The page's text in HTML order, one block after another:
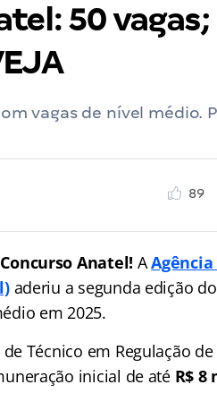
50
vagas de nível médio.
89
Concurso Anatel! A
aderiu a segunda edição
em 2025.
Técnico em Regulação
inicial de até R$ 8